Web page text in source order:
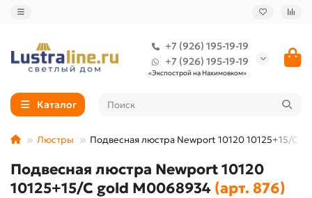
+7 (926) 195-19-19
+7 (926) 195-19-19
«Экспострой на Нахимовком»
Каталог
Люстры Подвесная люстра Newport 10120 10125+15/C
Подвесная люстра Newport 10120
10125+15/C gold М0068934 (арт. 876)